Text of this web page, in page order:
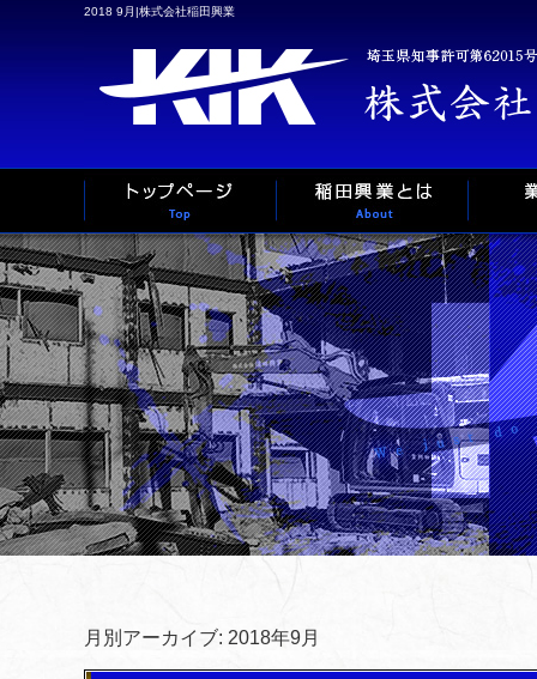
2018 9月|株式会社稲田興業
月別アーカイブ: 2018年9月